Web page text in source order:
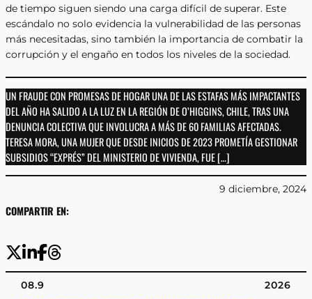
de tiempo siguen siendo una carga difícil de superar. Este
escándalo no solo evidencia la vulnerabilidad de las personas
más necesitadas, sino también la importancia de combatir la
corrupción y el engaño en todos los niveles de la sociedad.
UN FRAUDE CON PROMESAS DE HOGAR UNA DE LAS ESTAFAS MÁS IMPACTANTES
DEL AÑO HA SALIDO A LA LUZ EN LA REGIÓN DE O’HIGGINS, CHILE, TRAS UNA
DENUNCIA COLECTIVA QUE INVOLUCRA A MÁS DE 60 FAMILIAS AFECTADAS.
TERESA MORA, UNA MUJER QUE DESDE INICIOS DE 2023 PROMETÍA GESTIONAR
SUBSIDIOS “EXPRÉS” DEL MINISTERIO DE VIVIENDA, FUE […]
COMPARTIR EN:
9 diciembre, 2024
08.9 2026